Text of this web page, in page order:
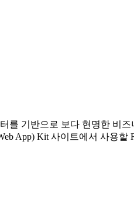
를 기반으로 보다 현명한 비
App) Kit 사이트에서 사용